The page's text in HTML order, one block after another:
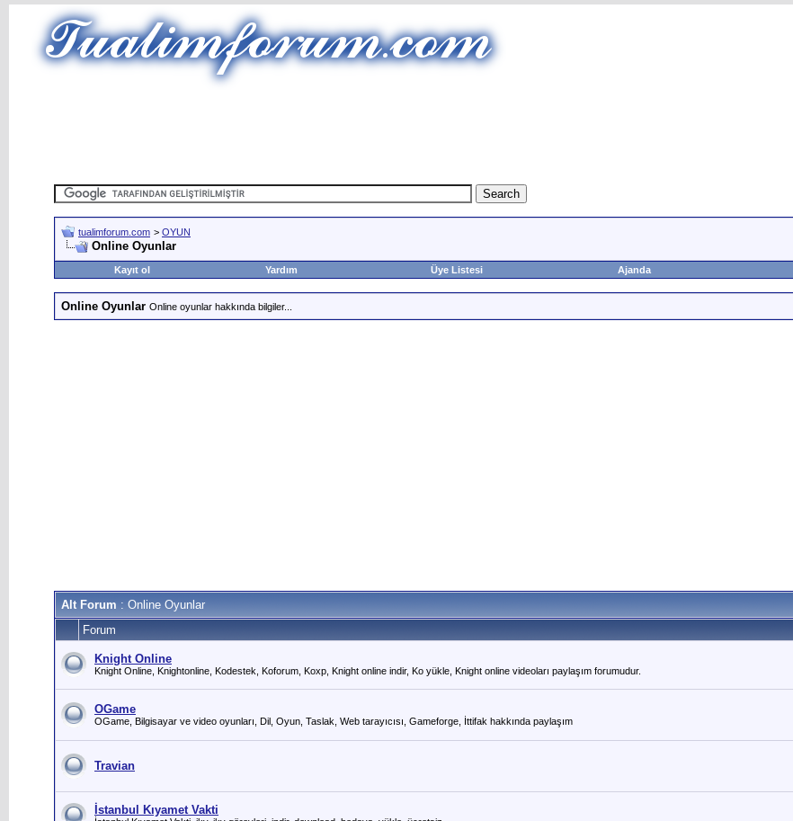
tualimforum.com > OYUN
Online Oyunlar
Kayıt ol
Yardım Üye Listesi Ajanda
Online Oyunlar Online oyunlar hakkında bilgiler...
Alt Forum : Online Oyunlar
Forum
Knight Online
Knight Online, Knightonline, Kodestek, Koforum, Koxp, Knight online indir, Ko yükle, Knight online videoları paylaşım forumudur.
OGame
OGame, Bilgisayar ve video oyunları, Dil, Oyun, Taslak, Web tarayıcısı, Gameforge, İttifak hakkında paylaşım
Travian
İstanbul Kıyamet Vakti